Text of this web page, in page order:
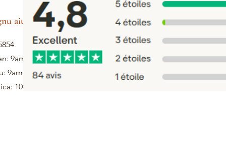
aiutu
9am - 5pm
9am - 1pm
10h - 12h